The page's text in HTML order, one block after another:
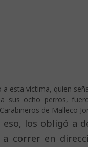
a esta víctima, quien
sus ocho perros,
de Malleco
eso, los obligó a
correr en